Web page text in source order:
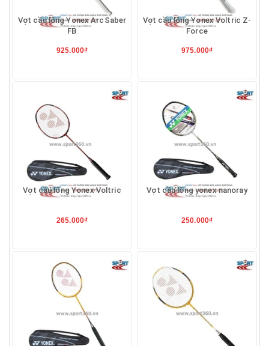
Vợt cầu lông Yonex ArcSaber
FB
925.000₫
Vợt cầu lông Yonex Voltric Z-
Force
975.000₫
Vợt cầu lông Yonex Voltric
265.000₫
Vợt cầu lông yonex nanoray
250.000₫